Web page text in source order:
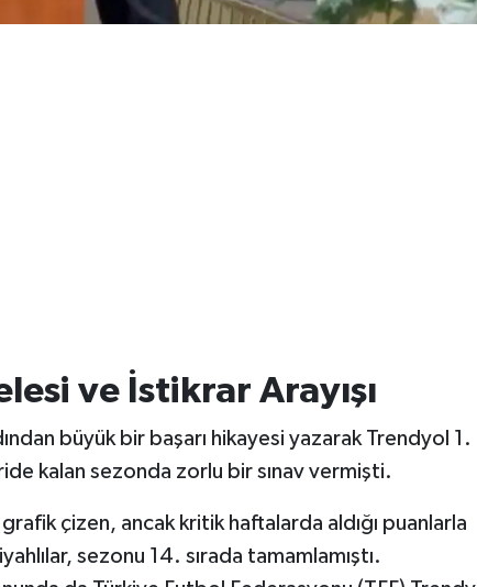
ve İstikrar Arayışı
büyük bir başarı hikayesi yazarak Trendyol 1.
kalan sezonda zorlu bir sınav vermişti.
grafik çizen, ancak kritik haftalarda aldığı puanlarla
sezonu 14. sırada tamamlamıştı.